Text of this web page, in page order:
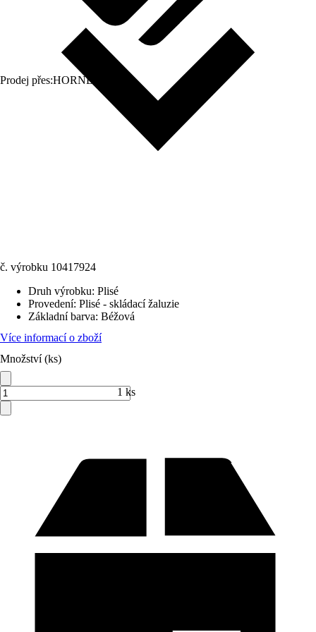
Prodej přes:HORNBACH
č. výrobku 10417924
Druh výrobku: Plisé
Provedení: Plisé - skládací žaluzie
Základní barva: Béžová
Více informací o zboží
Množství (ks)
1 ks